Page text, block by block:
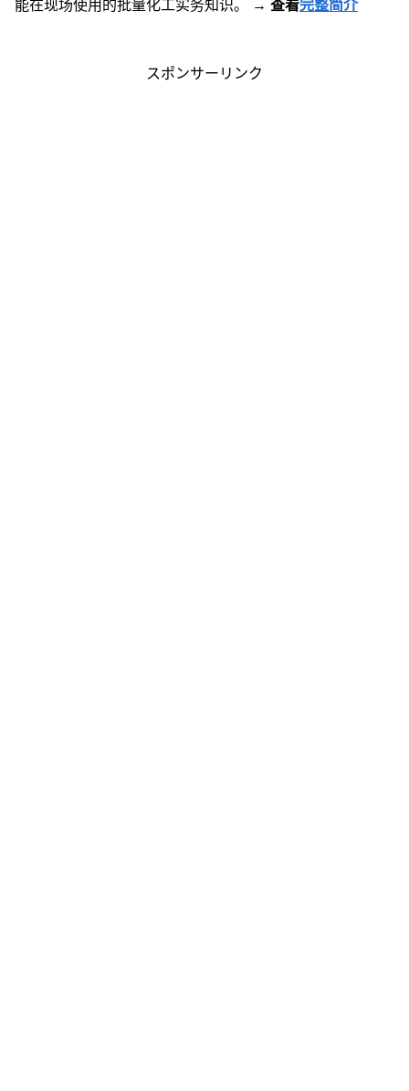
能在现场使用的批量化工实务知识。
→ 查看完整简介
スポンサーリンク